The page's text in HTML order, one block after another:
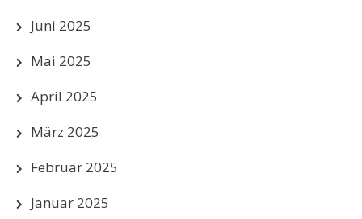
Juni 2025
Mai 2025
April 2025
März 2025
Februar 2025
Januar 2025